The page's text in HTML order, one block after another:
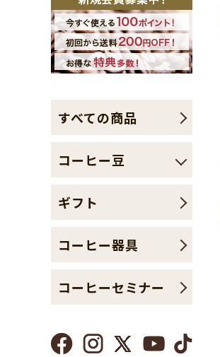
すべての商品
コーヒー豆
ギフト
コーヒー器具
コーヒーセミナー